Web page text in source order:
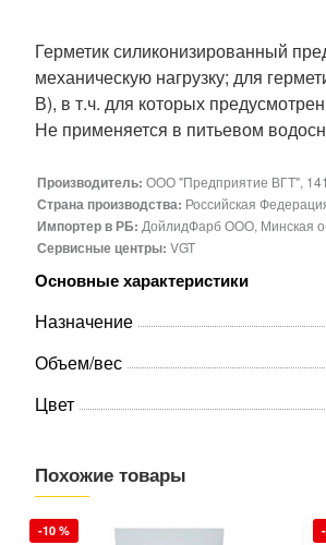
Герметик силиконизированный
механическую нагрузку; для
В), в т.ч. для которых
Не применяется в питьевом
Производитель: ООО "Предприятие ВГТ",
Страна производства: Российская
Импортер в РБ: ДойлидФарб ООО, Минская
Сервисные центры: VGT
Основные характеристики
Назначение
Объем/вес
Цвет
Похожие товары
-10 %